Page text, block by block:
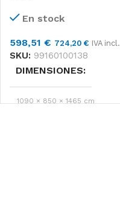
En stock
598,51 € 724,20 € IVA incl.
SKU: 99160100138
DIMENSIONES
1090 × 850 × 1465 cm